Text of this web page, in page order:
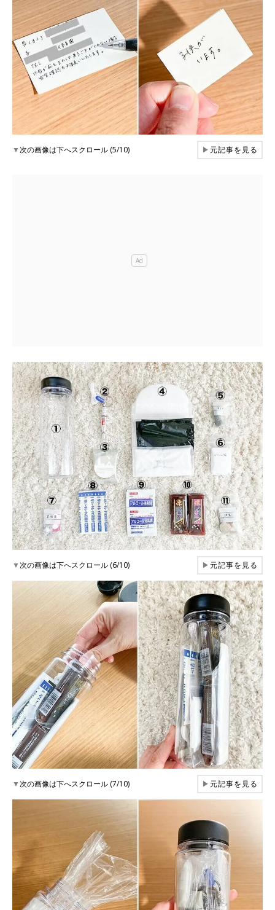
▼次の画像は下へスクロール (5/10) ▶元記事を見る
▼次の画像は下へスクロール (6/10) ▶元記事を見る
▼次の画像は下へスクロール (7/10) ▶元記事を見る